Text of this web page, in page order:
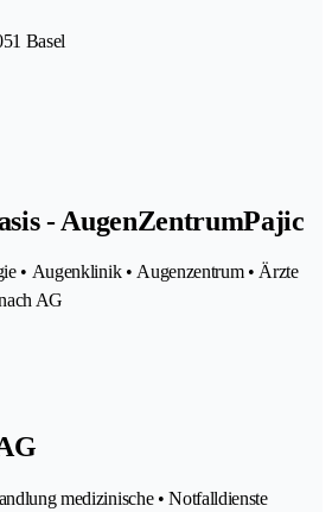
Basel
- AugenZentrumPajic
• Augenklinik • Augenzentrum • Ärzte
AG
medizinische • Notfalldienste